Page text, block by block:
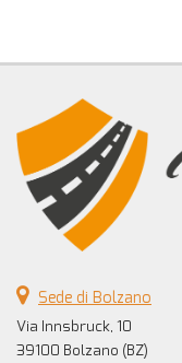
Sede di Bolzano
Via Innsbruck, 10
39100 Bolzano (BZ)